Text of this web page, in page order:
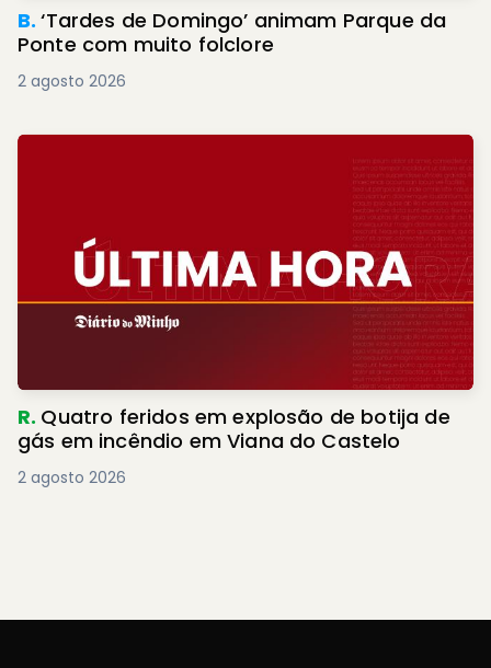
B.‘Tardes de Domingo’ animam Parque da
Ponte com muito folclore
2 agosto 2026
R. Quatro feridos em explosão de botija de
gás em incêndio em Viana do Castelo
2 agosto 2026